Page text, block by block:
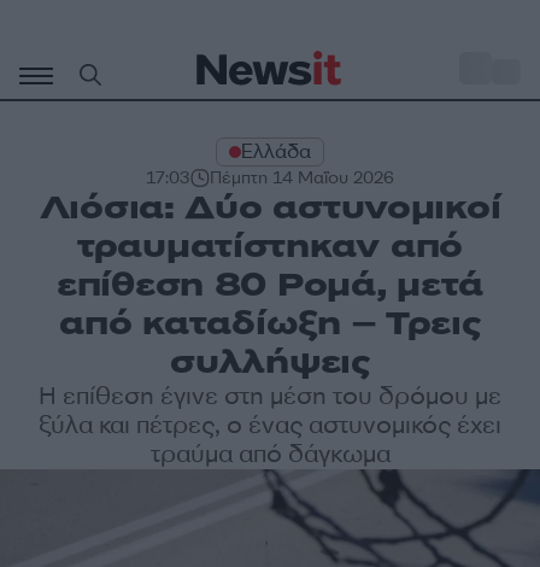
περιεχόμενο
Ελλάδα
17:03 Πέμπτη 14 Μαΐου 2026
Λιόσια: Δύο αστυνομικοί
τραυματίστηκαν από
επίθεση 80 Ρομά, μετά
από καταδίωξη – Τρεις
συλλήψεις
Η επίθεση έγινε στη μέση του δρόμου με
ξύλα και πέτρες, ο ένας αστυνομικός έχει
τραύμα από δάγκωμα